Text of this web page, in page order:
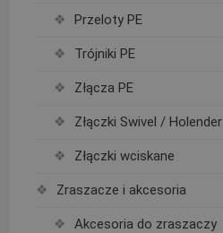
Przeloty PE
Trójniki PE
Złącza PE
Złączki Swivel / Holender
Złączki wciskane
Zraszacze i akcesoria
Akcesoria do zraszaczy